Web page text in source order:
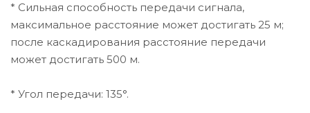
* Сильная способность передачи сигнала,
максимальное расстояние может достигать 25 м;
после каскадирования расстояние передачи
может достигать 500 м.
* Угол передачи: 135°.